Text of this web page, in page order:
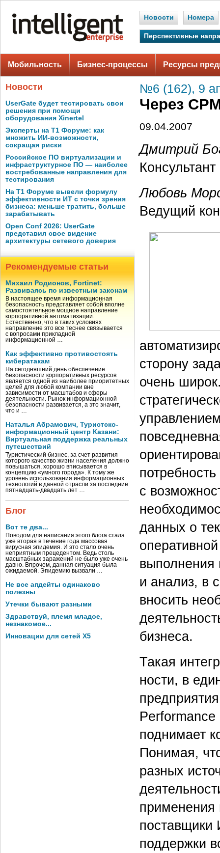
Новости Номера
Перспективные
Мобильность Бизнес-процессы Ресурсы
Новости
UserGate будет тестировать свои
решения при помощи
оборудования Xinertel
Эксперты на Т1 Форуме: как
множить ИИ-возможности,
сокращая риски
Российское ПО виртуализации и
инфраструктурное ПО — наиболее
востребованные направления для
тестирования
На Т1 Форуме вывели формулу
эффективности ИТ с точки зрения
бизнеса: меньше тратить, больше
зарабатывать
Open Conf 2026: UserGate
представил свое видение
архитектуры сетевого доверия
Рекомендуемые статьи
Михаил Родионов, Fortinet:
Развиваясь по известным законам
В настоящее время информационная
безопасность представляет собой вполне
самостоятельное мощное направление
корпоративной автоматизации.
Естественно, что в таких условиях
направление это все теснее связывается
с вопросами прикладной
информационной …
Как эффективно противостоять
кибератакам
На сегодняшний день обеспечение
безопасности корпоративных ресурсов
является одной из наиболее приоритетных
целей для любой компании вне
зависимости от масштабов и сферы
деятельности. Рынок информационной
безопасности развивается, а это значит,
что и …
Наталья Абрамович, Туристско-
информационный центр Казани:
Виртуальная поддержка реальных
путешествий
Туристический бизнес, за счет развития
которого качество жизни населения должно
повышаться, хорошо вписывается в
концепцию «умного города». К тому же
уровень использования информационных
технологий в данной отрасли за последние
пятнадцать-двадцать лет …
Блог
Вот те два...
Поводом для написания этого блога стала
уже вторая в течение года массовая
вирусная эпидемия. И это стало очень
неприятным прецедентом. Ведь столь
масштабных заражений не было уже очень
давно. Впрочем, данная ситуация была
ожидаемой. Эпидемию вызвали …
Не все апдейты одинаково
полезны
Утечки бывают разными
Здравствуй, племя младое,
незнакомое...
Инновации для сетей X5
№6 (162), 9
Через
09.04.2007
Дмитрий
Любовь
Ведущий
сторону
очень
с
данных о
выполнения
и анализ, в
вносить
бизнеса.
Такая
ности, в
Performance
поднимает
Понимая,
разных
применения
поставщики
поддержки